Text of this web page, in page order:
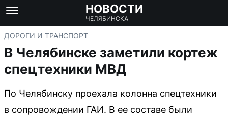
НОВОСТИ
ЧЕЛЯБИНСКА
ДОРОГИ И ТРАНСПОРТ
В Челябинске заметили кортеж
спецтехники МВД
По Челябинску проехала колонна спецтехники
в сопровождении ГАИ. В ее составе были